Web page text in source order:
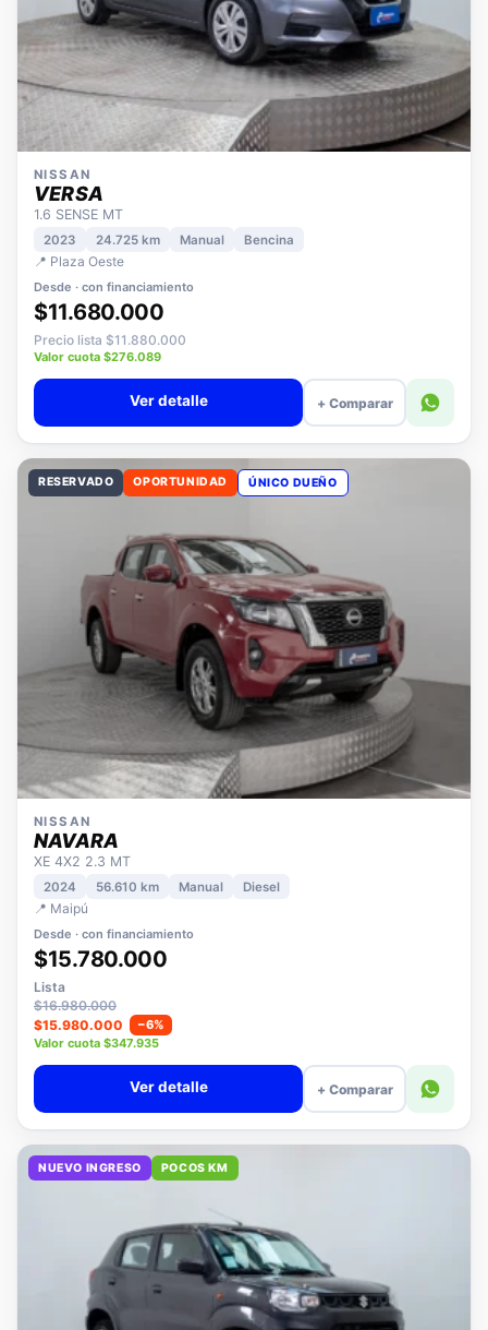
NISSAN
VERSA
1.6 SENSE MT
2023 24.725 km
📍 Plaza Oeste
Desde · con financiamiento
$11.680.000
Precio lista $11.880.000
Valor cuota $276.089
+ Comparar
RESERVADO OPORTUNIDAD
NISSAN
NAVARA
XE 4X2 2.3 MT
2024
📍 Maipú
Desde · con financiamiento
$15.780.000
Lista
$16.980.000
$15.980.000
−6%
Valor cuota $347.935
+ Comparar